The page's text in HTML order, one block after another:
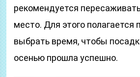
рекомендуется
место. Для этого полагается
выбрать время, чтобы
осенью прошла успешно.